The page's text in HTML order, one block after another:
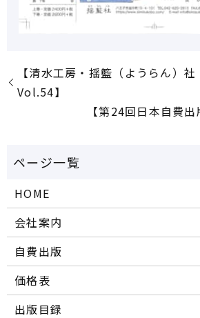
【清水工房・揺籃（ようらん）
Vol.54】
【第24回日本自費出
HOME
会社案内
自費出版
価格表
出版目録